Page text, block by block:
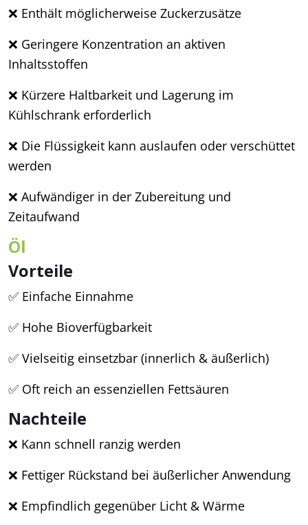
❌ Enthält möglicherweise Zuckerzusätze
❌ Geringere Konzentration an aktiven
Inhaltsstoffen
❌ Kürzere Haltbarkeit und Lagerung im
Kühlschrank erforderlich
❌ Die Flüssigkeit kann auslaufen oder verschüttet
werden
❌ Aufwändiger in der Zubereitung und
Zeitaufwand
Öl
Vorteile
✅ Einfache Einnahme
✅ Hohe Bioverfügbarkeit
✅ Vielseitig einsetzbar (innerlich & äußerlich)
✅ Oft reich an essenziellen Fettsäuren
Nachteile
❌ Kann schnell ranzig werden
❌ Fettiger Rückstand bei äußerlicher Anwendung
❌ Empfindlich gegenüber Licht & Wärme